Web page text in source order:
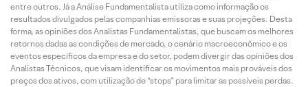
entre outros. Já a Análise Fundamentalista utiliza como informação os
resultados divulgados pelas companhias emissoras e suas projeções. Desta
forma, as opiniões dos Analistas Fundamentalistas, que buscam os melhores
retornos dadas as condições de mercado, o cenário macroeconômico e os
eventos específicos da empresa e do setor, podem divergir das opiniões dos
Analistas Técnicos, que visam identificar os movimentos mais prováveis dos
preços dos ativos, com utilização de “stops” para limitar as possíveis perdas.